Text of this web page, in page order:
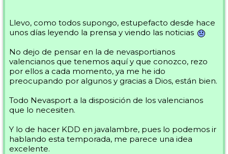
Llevo, como todos supongo, estupefacto desde hace
unos días leyendo la prensa y viendo las noticias
No dejo de pensar en la de nevasportianos
valencianos que tenemos aquí y que conozco, rezo
por ellos a cada momento, ya me he ido
preocupando por algunos y gracias a Dios, están bien.
Todo Nevasport a la disposición de los valencianos
que lo necesiten.
Y lo de hacer KDD en javalambre, pues lo podemos ir
hablando esta temporada, me parece una idea
excelente.